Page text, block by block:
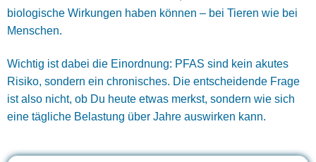
biologische Wirkungen haben können – bei Tieren wie bei
Menschen.
Wichtig ist dabei die Einordnung: PFAS sind kein akutes
Risiko, sondern ein chronisches. Die entscheidende Frage
ist also nicht, ob Du heute etwas merkst, sondern wie sich
eine tägliche Belastung über Jahre auswirken kann.